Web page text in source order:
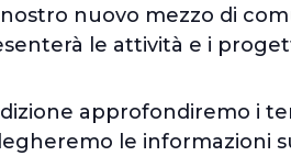
nuovo mezzo di
le attività e i
approfondiremo i
le informazioni